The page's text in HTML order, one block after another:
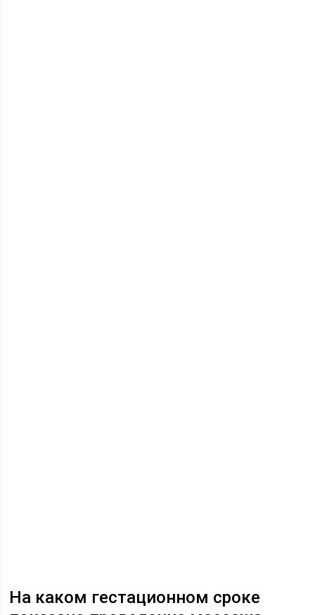
На каком гестационном сроке